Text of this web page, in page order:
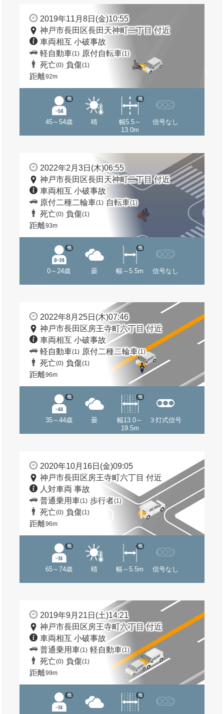
2019年11月8日(金)10:55
神戸市長田区長田天神町二丁目 付近
車両相互 小破事故
軽自動車(1) 原付自転車(1)
死亡(0) 負傷(1)
距離92m
45～54歳
他
晴
幅5.5～
13.0m
他
信号なし
2022年2月3日(木)06:55
神戸市長田区長田天神町二丁目 付近
車両相互 小破事故
原付二種二輪車(1) 自転車(1)
死亡(0) 負傷(1)
距離93m
0～24歳
他
曇 幅～5.5m
他
信号なし
2022年8月25日(木)07:46
神戸市長田区房王寺町六丁目 付近
車両相互 小破事故
軽自動車(1) 原付二種二輪車(1)
死亡(0) 負傷(1)
距離96m
35～44歳
他
曇
幅13.0～
19.5m
他
３灯式信号
2020年10月16日(金)09:05
神戸市長田区房王寺町六丁目 付近
人対車両 事故
普通乗用車(1) 歩行者(1)
死亡(0) 負傷(1)
距離96m
65～74歳
他
晴 幅～5.5m
他
信号なし
2019年9月21日(土)14:21
神戸市長田区房王寺町六丁目 付近
車両相互 小破事故
普通乗用車(1) 軽自動車(1)
死亡(0) 負傷(1)
距離99m
他 他